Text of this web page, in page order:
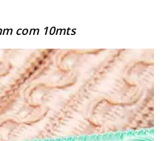
com 10mts